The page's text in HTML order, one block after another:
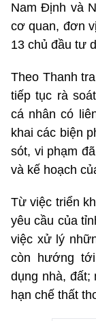
Nam Định và
cơ quan, đơn
13 chủ đầu tư
Theo Thanh
tiếp tục rà
cá nhân có
khai các biện
sót, vi phạm
và kế hoạch
Từ việc triển
yêu cầu của
việc xử lý
còn hướng
dụng nhà, đất;
hạn chế thất